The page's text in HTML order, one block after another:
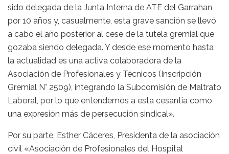
sido delegada de la Junta Interna de ATE del Garrahan
por 10 años y, casualmente, esta grave sanción se llevó
a cabo el año posterior al cese de la tutela gremial que
gozaba siendo delegada. Y desde ese momento hasta
la actualidad es una activa colaboradora de la
Asociación de Profesionales y Técnicos (Inscripción
Gremial N° 2509), integrando la Subcomisión de Maltrato
Laboral, por lo que entendemos a esta cesantía como
una expresión más de persecución sindical».
Por su parte, Esther Cáceres, Presidenta de la asociación
civil «Asociación de Profesionales del Hospital